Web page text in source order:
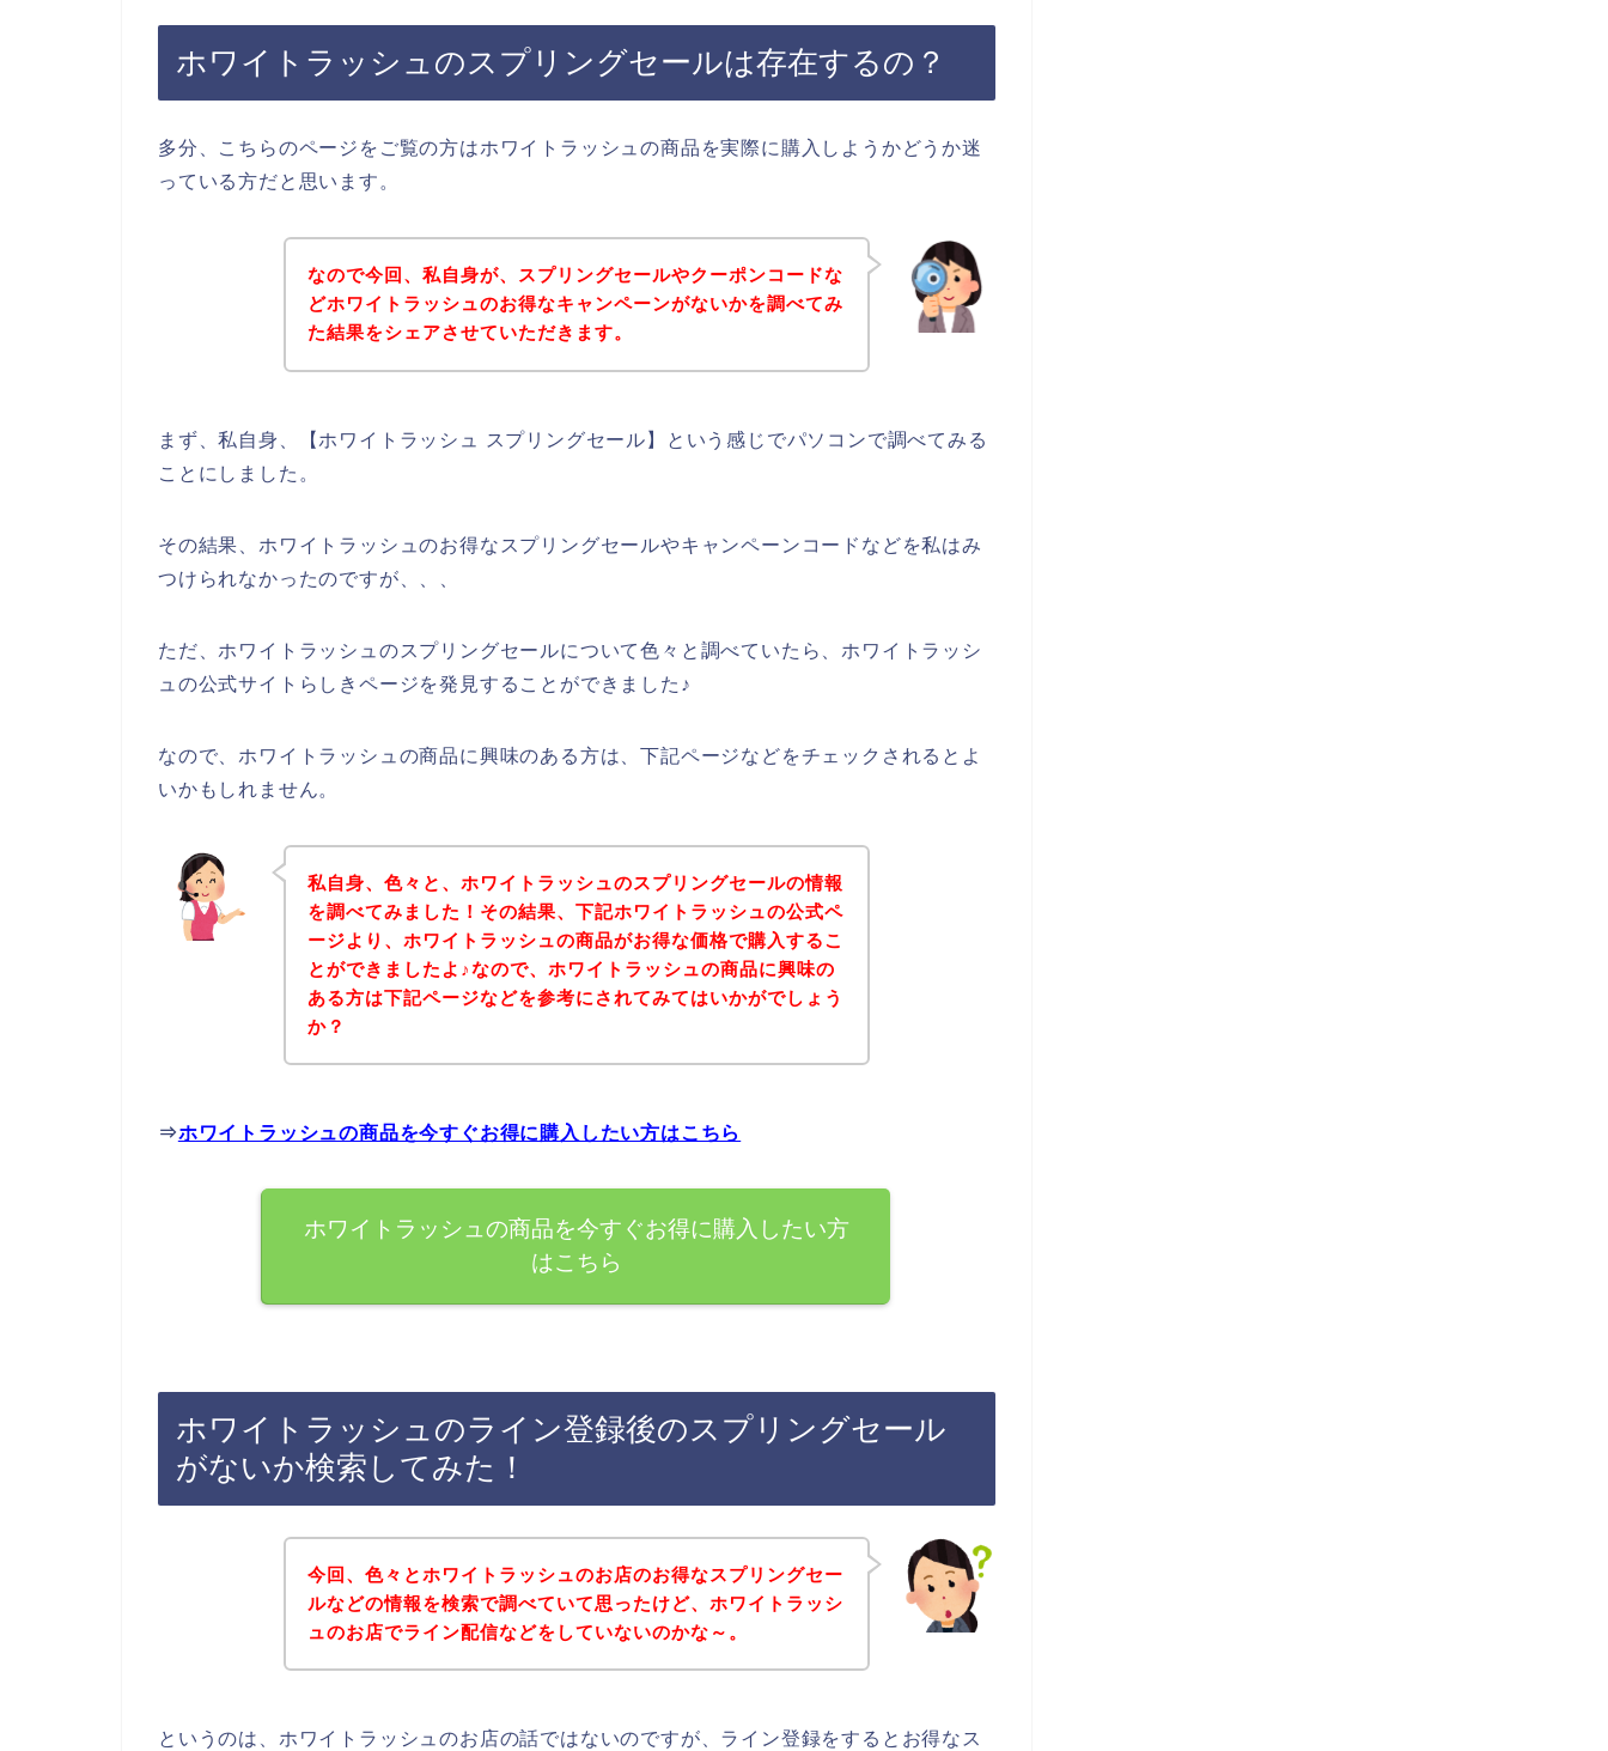
ホワイトラッシュのスプリングセールは存在するの？
多分、こちらのページをご覧の方はホワイトラッシュの商品を実際に購入しようかどうか迷
っている方だと思います。
なので今回、私自身が、スプリングセールやクーポンコードな
どホワイトラッシュのお得なキャンペーンがないかを調べてみ
た結果をシェアさせていただきます。
まず、私自身、【ホワイトラッシュ スプリングセール】という感じでパソコンで調べてみる
ことにしました。
その結果、ホワイトラッシュのお得なスプリングセールやキャンペーンコードなどを私はみ
つけられなかったのですが、、、
ただ、ホワイトラッシュのスプリングセールについて色々と調べていたら、ホワイトラッシ
ュの公式サイトらしきページを発見することができました♪
なので、ホワイトラッシュの商品に興味のある方は、下記ページなどをチェックされるとよ
いかもしれません。
私自身、色々と、ホワイトラッシュのスプリングセールの情報
を調べてみました！その結果、下記ホワイトラッシュの公式ペ
ージより、ホワイトラッシュの商品がお得な価格で購入するこ
とができましたよ♪なので、ホワイトラッシュの商品に興味の
ある方は下記ページなどを参考にされてみてはいかがでしょう
か？
⇒ホワイトラッシュの商品を今すぐお得に購入したい方はこちら
ホワイトラッシュの商品を今すぐお得に購入したい方
はこちら
ホワイトラッシュのライン登録後のスプリングセール
がないか検索してみた！
今回、色々とホワイトラッシュのお店のお得なスプリングセー
ルなどの情報を検索で調べていて思ったけど、ホワイトラッシ
ュのお店でライン配信などをしていないのかな～。
というのは、ホワイトラッシュのお店の話ではないのですが、ライン登録をするとお得なス